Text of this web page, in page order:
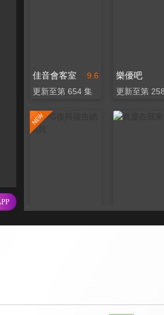
9.6
佳音會客室
更新至第 654 集
樂優吧
更新至第